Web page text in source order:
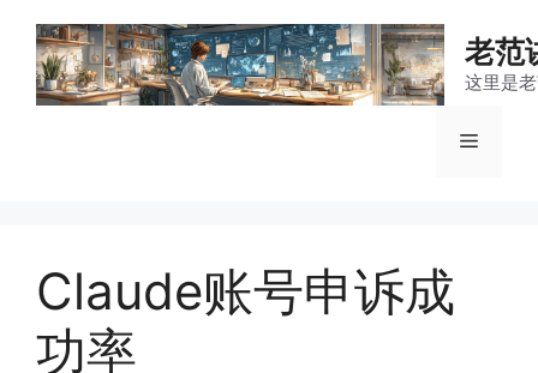
老范
这里是
菜
Claude账号申诉成
功率